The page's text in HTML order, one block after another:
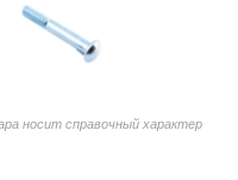
носит справочный характер